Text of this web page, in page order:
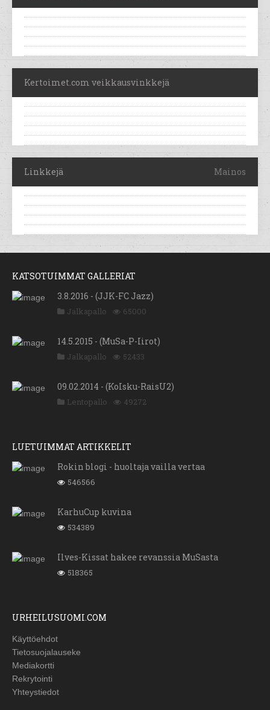
Kertoimet.com veikkausvinkkejä
Linkkejä Mainos
KATSOTUIMMAT GALLERIAT
3.8.2016 - (JJK-FC Jazz)
Jalkapallo 65000
14.5.2015 - (MuSa-P-Iirot)
Jalkapallo 52433
09.02.2014 - (KoIsku-RaisU2)
Lentopallo 49272
LUETUIMMAT ARTIKKELIT
Rokin blogi - huoltaja vailla vertaa
546566
KarhuCup kuvina
534389
Ilves-Kissat hakee revanssia MuSasta
518365
URHEILUSUOMI.COM
Käyttöehdot
Tietosuojalauseke
Mediakortti
Rekrytointi
Yhteystiedot